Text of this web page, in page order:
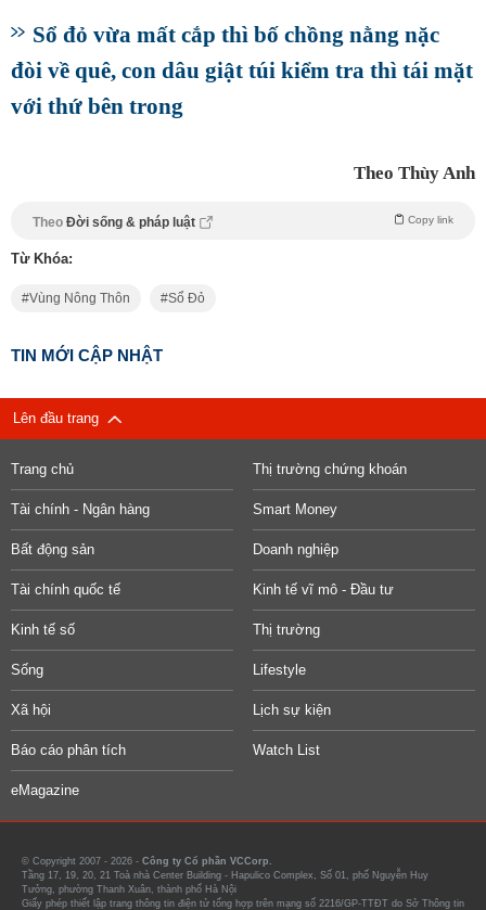
Sổ đỏ vừa mất cắp thì bố chồng nằng nặc
đòi về quê, con dâu giật túi kiểm tra thì tái mặt
với thứ bên trong
Theo Thùy Anh
Theo Đời sống & pháp luật Copy link
Từ Khóa:
Vùng Nông Thôn Sổ Đỏ
TIN MỚI CẬP NHẬT
Lên đầu trang
Trang chủ Thị trường chứng khoán
Tài chính - Ngân hàng Smart Money
Bất động sản Doanh nghiệp
Tài chính quốc tế Kinh tế vĩ mô - Đầu tư
Kinh tế số Thị trường
Sống Lifestyle
Xã hội Lịch sự kiện
Báo cáo phân tích Watch List
eMagazine
© Copyright 2007 - 2026 - Công ty Cổ phần VCCorp.
Tầng 17, 19, 20, 21 Toà nhà Center Building - Hapulico Complex, Số 01, phố Nguyễn Huy
Tưởng, phường Thanh Xuân, thành phố Hà Nội
Giấy phép thiết lập trang thông tin điện tử tổng hợp trên mạng số 2216/GP-TTĐT do Sở Thông tin